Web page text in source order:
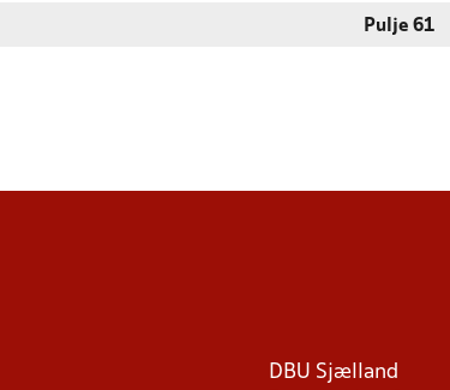
Pulje 61
DBU Sjælland